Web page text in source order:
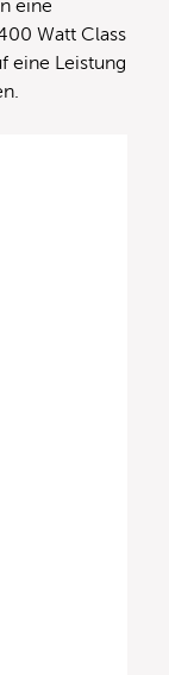
eine
Watt Class
eine Leistung